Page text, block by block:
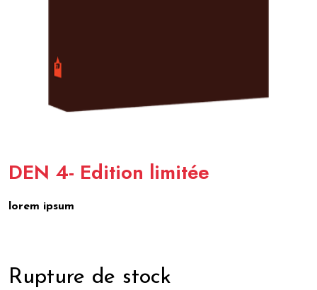
DEN 4- Edition limitée
lorem ipsum
Rupture de stock